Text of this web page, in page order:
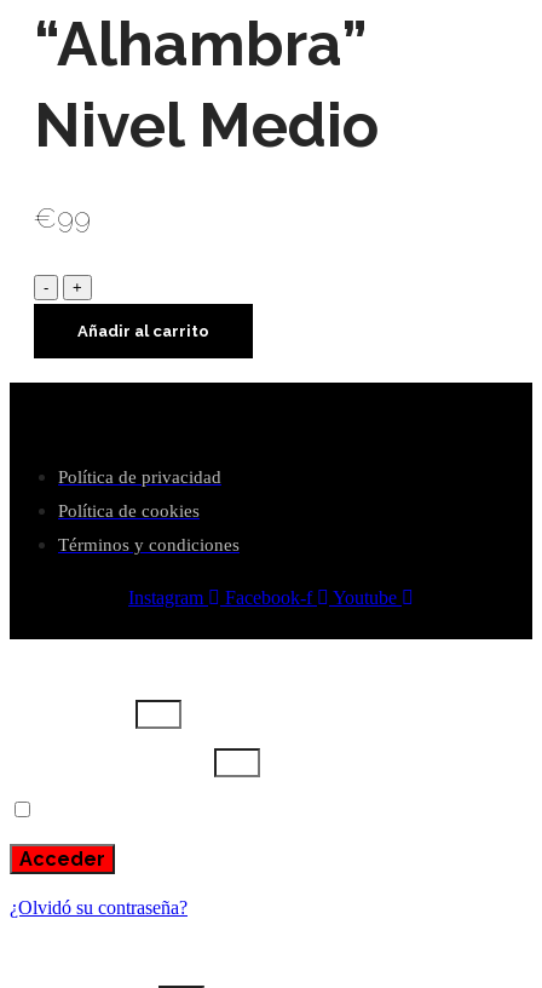
“Alhambra”
Nivel Medio
€99
Curso
Nivel
Añadir al carrito
Política de privacidad
Política de cookies
Términos y condiciones
Instagram Facebook-f Youtube
Acceder
¿Olvidó su contraseña?